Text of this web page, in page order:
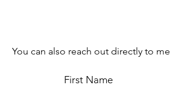
You can also reach out directly to me
First Name